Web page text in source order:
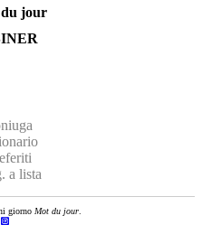
jour
a lista
giorno Mot du jour.